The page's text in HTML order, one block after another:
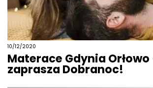
10/12/2020
Materace Gdynia Orłowo
zaprasza Dobranoc!